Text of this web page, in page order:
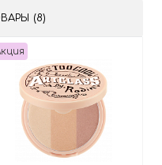
(8)